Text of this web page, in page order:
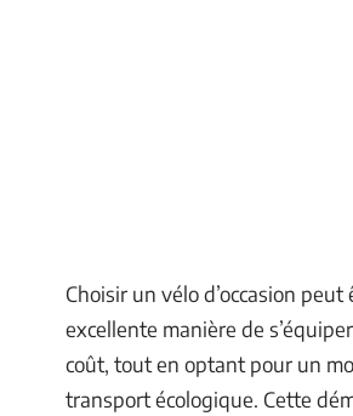
Choisir un vélo d’occasion peut
excellente manière de
coût, tout en optant pour un
transport écologique. Cette